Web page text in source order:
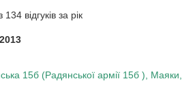
відгуків за рік
15б (Радянської армії 15б ), Маяки,